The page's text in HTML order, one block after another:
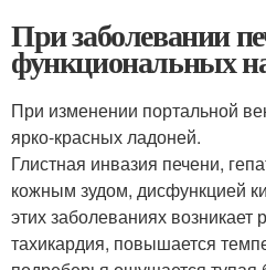
При заболевании
функциональных
При изменении портальной
ярко-красных ладоней.
Глистная инвазия печени,
кожным зудом, дисфункцией
этих заболеваниях возникает
тахикардия, повышается